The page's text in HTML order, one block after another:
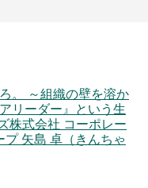
。 ～組織の壁を溶か
リーダー』という生
株式会社 コーポレー
矢島 卓（きんちゃ